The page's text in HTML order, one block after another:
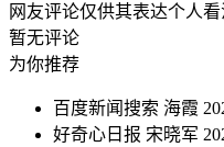
网友评论仅供其表达个人
暂无评论
为你推荐
百度新闻搜索 海霞
好奇心日报 宋晓军